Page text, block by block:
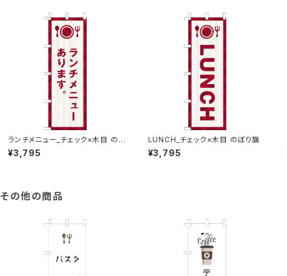
ランチメニュー_チェック×木目 のぼ
り旗
¥3,795
LUNCH_チェック×木目 のぼり旗
¥3,795
その他の商品